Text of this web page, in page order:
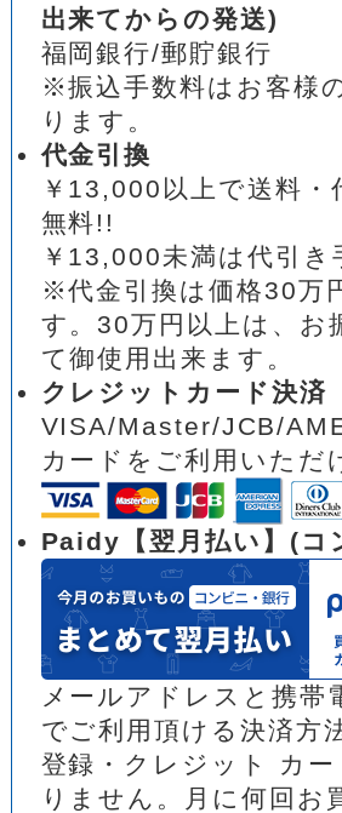
出来てからの発送)
福岡銀行/郵貯銀行
※振込手数料はお客様
ります。
代金引換
￥13,000以上で送料・
無料!!
￥13,000未満は代引き
※代金引換は価格30万
す。30万円以上は、お
て御使用出来ます。
クレジットカード決済
VISA/Master/JCB/
カードをご利用いただ
Paidy【翌月払い】(コ
メールアドレスと携帯
でご利用頂ける決済方
登録・クレジット カー
りません。月に何回お